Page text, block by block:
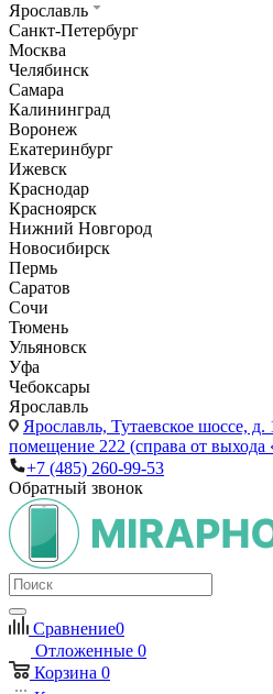
Ярославль
Санкт-Петербург
Москва
Челябинск
Самара
Калининград
Воронеж
Екатеринбург
Ижевск
Краснодар
Красноярск
Нижний Новгород
Новосибирск
Пермь
Саратов
Сочи
Тюмень
Ульяновск
Уфа
Чебоксары
Ярославль
Ярославль, Тутаевское шоссе,
помещение 222 (справа от выхода
+7 (485) 260-99-53
Обратный звонок
Сравнение0
Отложенные 0
Корзина 0